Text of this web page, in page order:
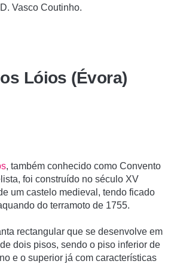
Vasco Coutinho.
Lóios (Évora)
, também conhecido como Convento
foi construí­do no século XV
um castelo medieval, tendo ficado
do terramoto de 1755.
rectangular que se desenvolve em
dois pisos, sendo o piso inferior de
e o superior já com caracterí­sticas